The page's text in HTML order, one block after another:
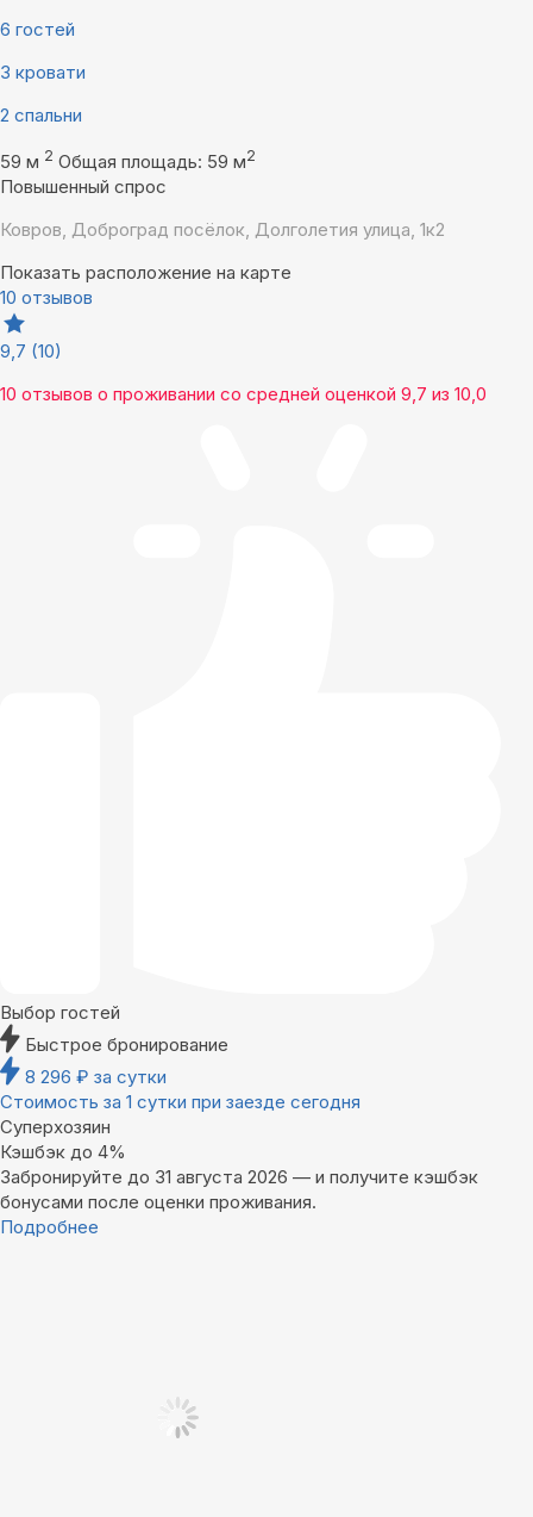
6 гостей
3 кровати
2 спальни
59 м 2 Общая площадь: 59 м2
Повышенный спрос
Ковров, Доброград посёлок, Долголетия улица, 1к2
Показать расположение на карте
10 отзывов
9,7 (10)
10 отзывов о проживании со средней оценкой 9,7 из 10,0
Выбор гостей
Быстрое бронирование
8 296 ₽ за сутки
Стоимость за 1 сутки при заезде сегодня
Суперхозяин
Кэшбэк до 4%
Забронируйте до 31 августа 2026 — и получите кэшбэк
бонусами после оценки проживания.
Подробнее